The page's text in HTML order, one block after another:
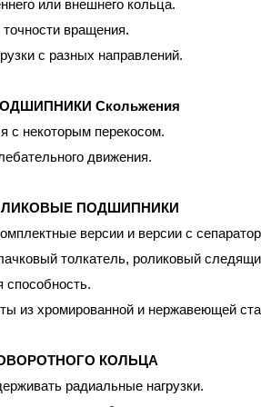
или внешнего кольца.
вращения.
с разных направлений.
Скольжения
с некоторым перекосом.
движения.
ПОДШИПНИКИ
версии и версии с
толкатель, роликовый
из хромированной и нержавеющей
КОЛЬЦА
радиальные нагрузки.